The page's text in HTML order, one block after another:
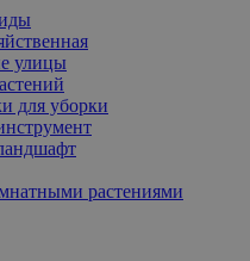
улицы
для уборки
растениями